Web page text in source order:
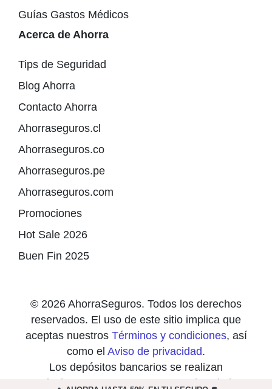
Guías Gastos Médicos
Acerca de Ahorra
Tips de Seguridad
Blog Ahorra
Contacto Ahorra
Ahorraseguros.cl
Ahorraseguros.co
Ahorraseguros.pe
Ahorraseguros.com
Promociones
Hot Sale 2026
Buen Fin 2025
© 2026 AhorraSeguros. Todos los derechos
reservados. El uso de este sitio implica que
aceptas nuestros Términos y condiciones, así
como el Aviso de privacidad.
Los depósitos bancarios se realizan
exclusivamente en cuentas a nombre de las